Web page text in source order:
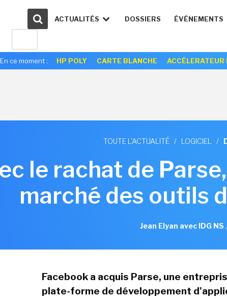
ACTUALITÉS DOSSIERS ÉVÉNEMENTS
En ce moment : HP POLY CARTE BLANCHE ACCÉLERATEUR
TOUTE L'ACTUALITÉ / LOGICIEL /
le rachat de
marché des outils
Jean Elyan avec IDG NS ,
Facebook a acquis Parse, une
plate-forme de développement